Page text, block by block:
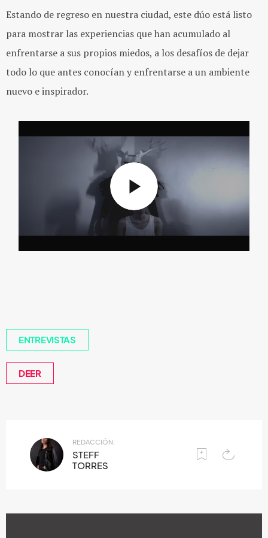
Estando de regreso en nuestra ciudad, este dúo está listo
para mostrar las experiencias que han acumulado al
enfrentarse a sus propios miedos, a los desafíos de dejar
todo lo que antes conocían y enfrentarse a un ambiente
nuevo e inspirador.
ENTREVISTAS
DEER
REDACCIÓN:
STEFF
TORRES